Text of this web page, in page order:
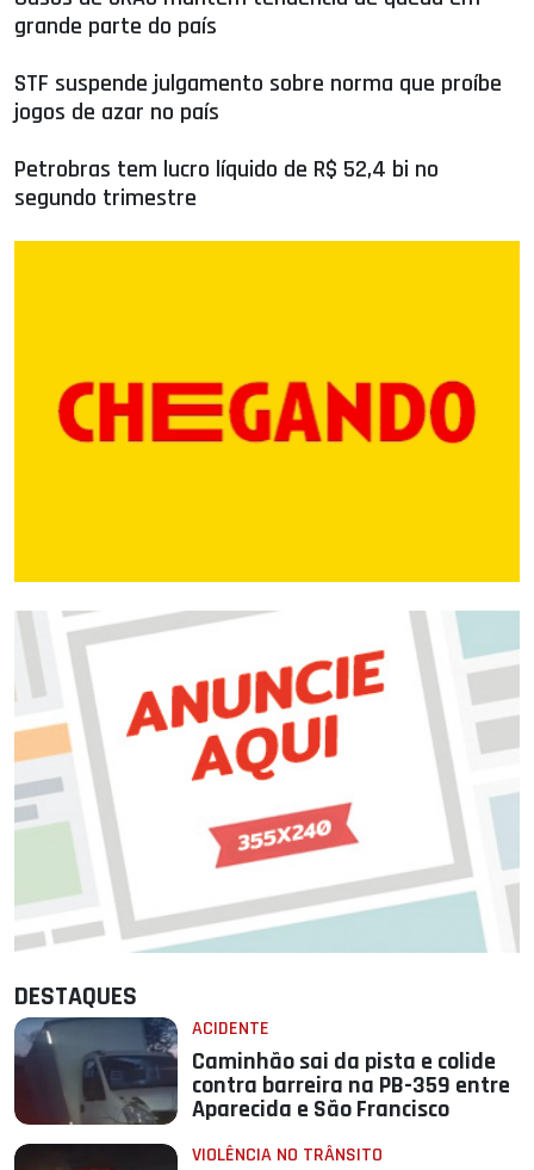
grande parte do país
STF suspende julgamento sobre norma que proíbe
jogos de azar no país
Petrobras tem lucro líquido de R$ 52,4 bi no
segundo trimestre
DESTAQUES
ACIDENTE
Caminhão sai da pista e colide
contra barreira na PB-359 entre
Aparecida e São Francisco
VIOLÊNCIA NO TRÂNSITO